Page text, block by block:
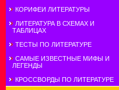
КОРИФЕИ ЛИТЕРАТУРЫ
ЛИТЕРАТУРА В СХЕМАХ И
ТАБЛИЦАХ
ТЕСТЫ ПО ЛИТЕРАТУРЕ
САМЫЕ ИЗВЕСТНЫЕ МИФЫ И
ЛЕГЕНДЫ
КРОССВОРДЫ ПО ЛИТЕРАТУРЕ